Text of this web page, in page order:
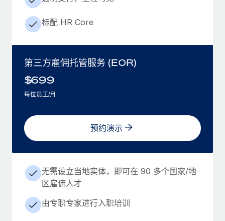
标配 HR Core
第三方雇佣托管服务 (EOR)
$699
每位员工/月
预约演示
无需设立当地实体，即可在 90 多个国家/地
区雇佣人才
由专职专家进行入职培训